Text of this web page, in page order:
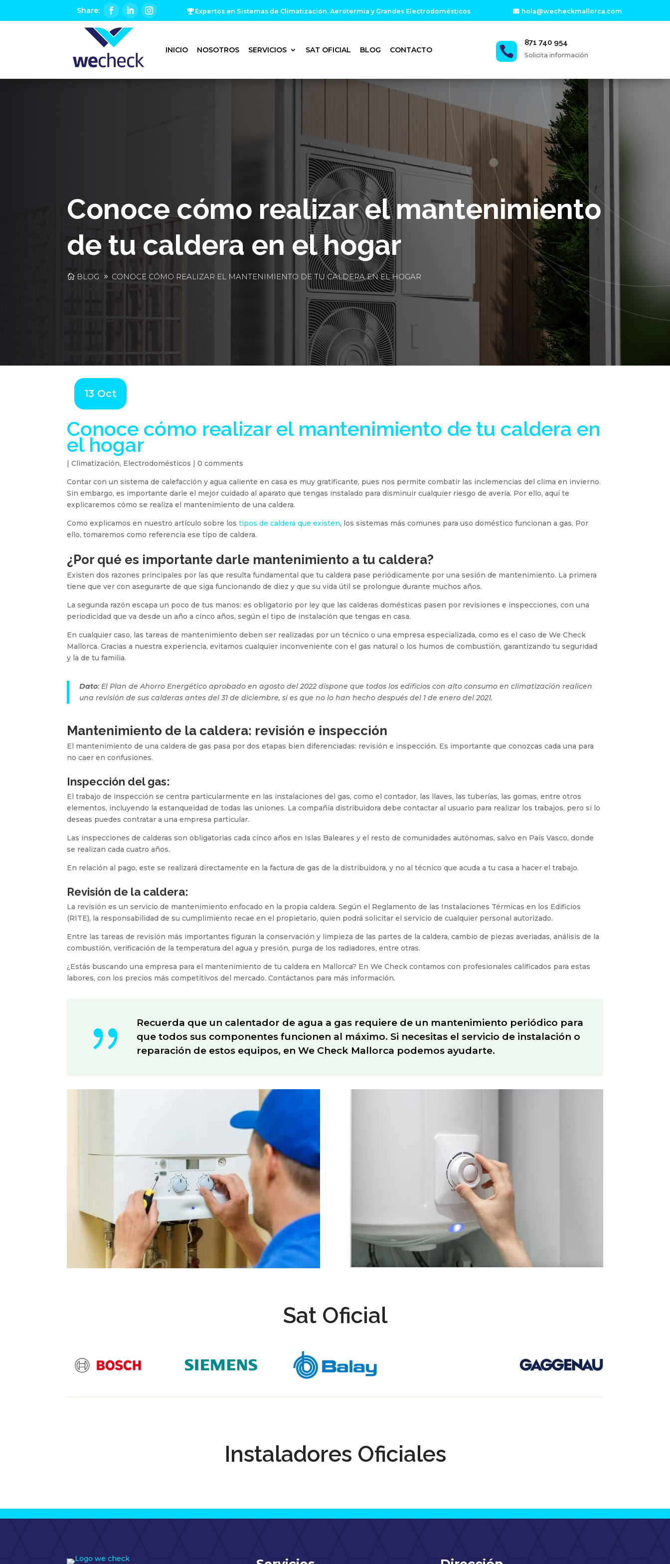
Expertos en Sistemas de Climatización, Aerotermia y Grandes Electrodomésticos hola@wecheckmallorca.com
INICIO NOSOTROS SERVICIOS SAT OFICIAL BLOG CONTACTO 
871 740 954
Solicita información
Conoce cómo realizar el mantenimiento
de tu caldera en el hogar
BLOG CONOCE CÓMO REALIZAR EL MANTENIMIENTO DE TU CALDERA EN EL HOGAR
Conoce cómo realizar el mantenimiento de tu caldera en
el hogar
13 Oct
|Climatización, Electrodomésticos |0 comments
Contar con un sistema de calefacción y agua caliente en casa es muy gratificante, pues nos permite combatir las inclemencias del clima en invierno.
Sin embargo, es importante darle el mejor cuidado al aparato que tengas instalado para disminuir cualquier riesgo de avería. Por ello, aquí te
explicaremos cómo se realiza el mantenimiento de una caldera.
Como explicamos en nuestro artículo sobre lostipos de caldera que existen, los sistemas más comunes para uso doméstico funcionan a gas. Por
ello, tomaremos como referencia ese tipo de caldera.
¿Por qué es importante darle mantenimiento a tu caldera?
Existen dos razones principales por las que resulta fundamental que tu caldera pase periódicamente por una sesión de mantenimiento. La primera
tiene que ver con asegurarte de que siga funcionando de diez y que su vida útil se prolongue durante muchos años.
La segunda razón escapa un poco de tus manos: es obligatorio por ley que las calderas domésticas pasen por revisiones e inspecciones, con una
periodicidad que va desde un año a cinco años, según el tipo de instalación que tengas en casa.
En cualquier caso, las tareas de mantenimiento deben ser realizadas por un técnico o una empresa especializada, como es el caso de We Check
Mallorca. Gracias a nuestra experiencia, evitamos cualquier inconveniente con el gas natural o los humos de combustión, garantizando tu seguridad
y la de tu familia.
Dato: El Plan de Ahorro Energético aprobado en agosto del 2022 dispone que todos los edificios con alto consumo en climatización realicen
una revisión de sus calderas antes del 31 de diciembre, si es que no lo han hecho después del 1 de enero del 2021.
Mantenimiento de la caldera: revisión e inspección
El mantenimiento de una caldera de gas pasa por dos etapas bien diferenciadas: revisión e inspección. Es importante que conozcas cada una para
no caer en confusiones.
Inspección del gas:
El trabajo de inspección se centra particularmente en las instalaciones del gas, como el contador, las llaves, las tuberías, las gomas, entre otros
elementos, incluyendo la estanqueidad de todas las uniones. La compañía distribuidora debe contactar al usuario para realizar los trabajos, pero si lo
deseas puedes contratar a una empresa particular.
Las inspecciones de calderas son obligatorias cada cinco años en Islas Baleares y el resto de comunidades autónomas, salvo en País Vasco, donde
se realizan cada cuatro años.
En relación al pago, este se realizará directamente en la factura de gas de la distribuidora, y no al técnico que acuda a tu casa a hacer el trabajo.
Revisión de la caldera:
La revisión es un servicio de mantenimiento enfocado en la propia caldera. Según el Reglamento de las Instalaciones Térmicas en los Edificios
(RITE), la responsabilidad de su cumplimiento recae en el propietario, quien podrá solicitar el servicio de cualquier personal autorizado.
Entre las tareas de revisión más importantes figuran la conservación y limpieza de las partes de la caldera, cambio de piezas averiadas, análisis de la
combustión, verificación de la temperatura del agua y presión, purga de los radiadores, entre otras.
¿Estás buscando una empresa para el mantenimiento de tu caldera en Mallorca? En We Check contamos con profesionales calificados para estas
labores, con los precios más competitivos del mercado. Contáctanos para más información.
{
Recuerda que un calentador de agua a gas requiere de un mantenimiento periódico para
que todos sus componentes funcionen al máximo. Si necesitas el servicio de instalación o
reparación de estos equipos, en We Check Mallorca podemos ayudarte.
Sat Oficial
Instaladores Oficiales